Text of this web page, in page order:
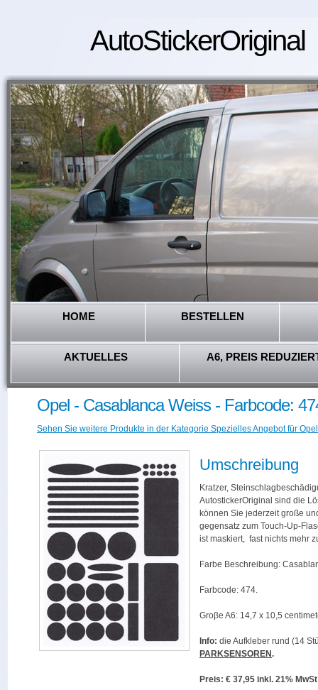
AutoStickerOriginal
HOME BESTELLEN
AKTUELLES A6, PREIS
Opel - Casablanca Weiss - Farbcode:
Sehen Sie weitere Produkte in der Kategorie Spezielles Angebot für
Umschreibung
Kratzer,
AutostickerOriginal sind die
können Sie jederzeit große
gegensatz zum Touch-Up-
ist maskiert, fast nichts mehr
Farbe Beschreibung:
Farbcode: 474.
Groβe A6: 14,7 x 10,5
Info: die Aufkleber rund (14
PARKSENSOREN.
Preis: € 37,95 inkl. 21%